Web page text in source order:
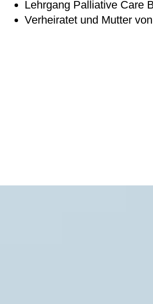
Lehrgang Palliative Care
Verheiratet und Mutter